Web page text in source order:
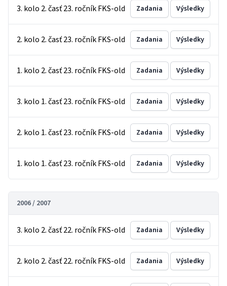
3. kolo 2. časť 23. ročník FKS-old Zadania Výsledky
2. kolo 2. časť 23. ročník FKS-old Zadania Výsledky
1. kolo 2. časť 23. ročník FKS-old Zadania Výsledky
3. kolo 1. časť 23. ročník FKS-old Zadania Výsledky
2. kolo 1. časť 23. ročník FKS-old Zadania Výsledky
1. kolo 1. časť 23. ročník FKS-old Zadania Výsledky
2006 / 2007
3. kolo 2. časť 22. ročník FKS-old Zadania Výsledky
2. kolo 2. časť 22. ročník FKS-old Zadania Výsledky